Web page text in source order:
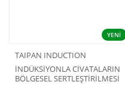
YENİ
TAIPAN INDUCTION
İNDÜKSİYONLA CİVATALARIN
BÖLGESEL SERTLEŞTİRİLMESİ